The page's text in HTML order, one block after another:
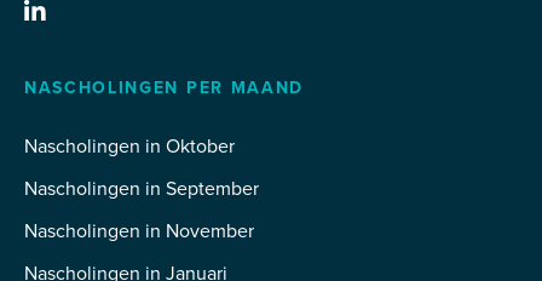
NASCHOLINGEN PER MAAND
Nascholingen in Oktober
Nascholingen in September
Nascholingen in November
Nascholingen in Januari